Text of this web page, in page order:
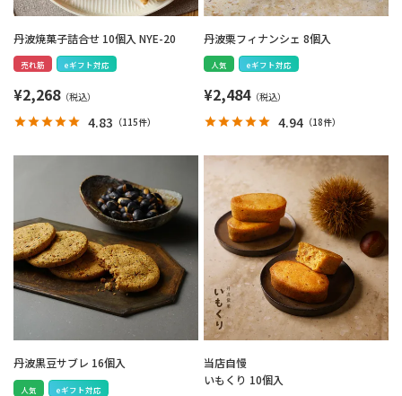
丹波焼菓子詰合せ 10個入 NYE-20
売れ筋 eギフト対応
¥2,268
4.83 （115件）
丹波栗フィナンシェ 8個入
人気 eギフト対応
¥2,484
4.94 （18件）
丹波黒豆サブレ 16個入
人気 eギフト対応
当店自慢
いもくり 10個入